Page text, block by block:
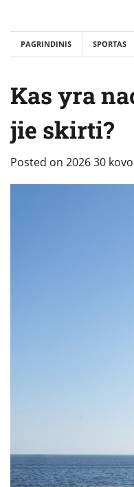
PAGRINDINIS SPORTAS
Kas yra
jie skirti?
Posted on 2026 30 kovo